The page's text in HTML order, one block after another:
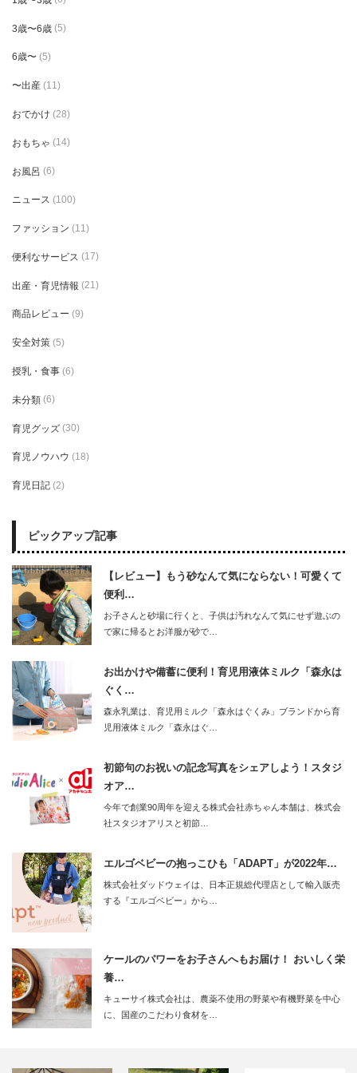
3歳〜6歳 (5)
6歳〜 (5)
〜出産 (11)
おでかけ (28)
おもちゃ (14)
お風呂 (6)
ニュース (100)
ファッション (11)
便利なサービス (17)
出産・育児情報 (21)
商品レビュー (9)
安全対策 (5)
授乳・食事 (6)
未分類 (6)
育児グッズ (30)
育児ノウハウ (18)
育児日記 (2)
ピックアップ記事
【レビュー】もう砂なんて気にならない！可愛くて
便利…
お子さんと砂場に行くと、子供は汚れなんて気にせず遊ぶの
で家に帰るとお洋服が砂で…
お出かけや備蓄に便利！育児用液体ミルク「森永は
ぐく…
森永乳業は、育児用ミルク「森永はぐくみ」ブランドから育
児用液体ミルク「森永はぐ…
初節句のお祝いの記念写真をシェアしよう！スタジ
オア…
今年で創業90周年を迎える株式会社赤ちゃん本舗は、株式会
社スタジオアリスと初節…
エルゴベビーの抱っこひも「ADAPT」が2022年…
株式会社ダッドウェイは、日本正規総代理店として輸入販売
する『エルゴベビー』から…
ケールのパワーをお子さんへもお届け！ おいしく栄
養…
キューサイ株式会社は、農薬不使用の野菜や有機野菜を中心
に、国産のこだわり食材を…